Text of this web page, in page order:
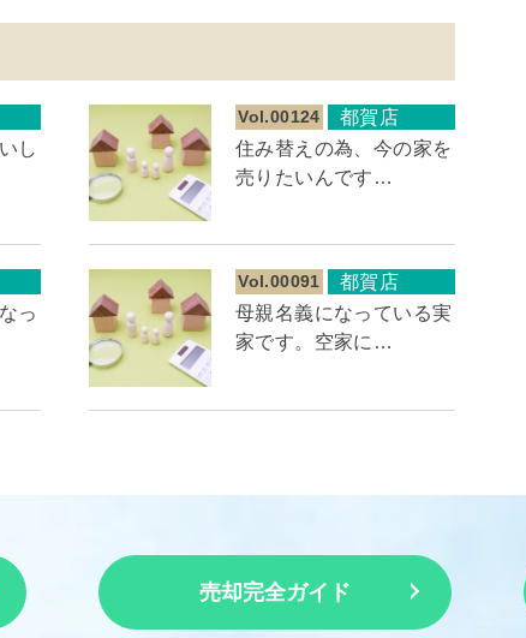
し
Vol.00124
都賀店
住み替えの為、今の家を
売りたいんです…
っ
Vol.00091
都賀店
母親名義になっている実
家です。空家に…
売却完全ガイド